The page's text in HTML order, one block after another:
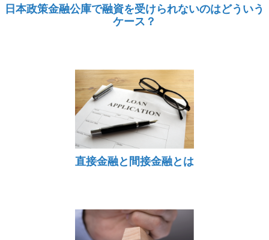
日本政策金融公庫で融資を受けられないのはどういう
ケース？
直接金融と間接金融とは